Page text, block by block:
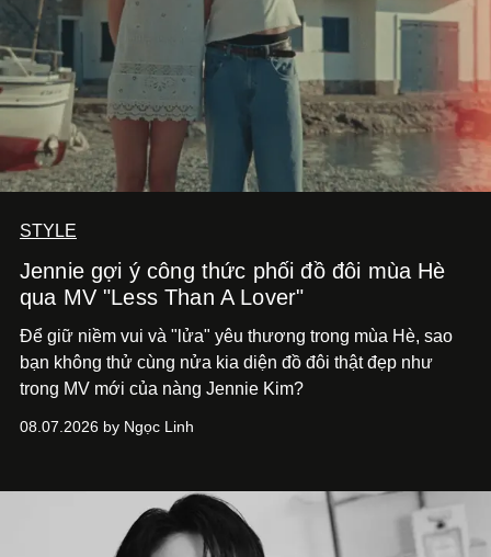
STYLE
Jennie gợi ý công thức phối đồ đôi mùa Hè
qua MV "Less Than A Lover"
Để giữ niềm vui và "lửa" yêu thương trong mùa Hè, sao
bạn không thử cùng nửa kia diện đồ đôi thật đẹp như
trong MV mới của nàng Jennie Kim?
08.07.2026 by Ngọc Linh